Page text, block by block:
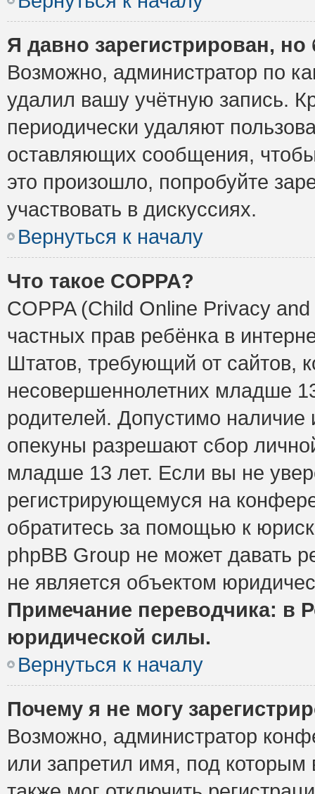
Я давно зарегистрирован,
Возможно, администратор по
удалил вашу учётную запись.
периодически удаляют
оставляющих сообщения,
это произошло, попробуйте
участвовать в дискуссиях.
Вернуться к началу
Что такое COPPA?
COPPA (Child Online Privacy
частных прав ребёнка в
Штатов, требующий от сайтов,
несовершеннолетних младше
родителей. Допустимо наличие
опекуны разрешают сбор
младше 13 лет. Если вы не
регистрирующемуся на
обратитесь за помощью к
phpBB Group не может давать
не является объектом
Примечание переводчика: в
юридической силы.
Вернуться к началу
Почему я не могу
Возможно, администратор
или запретил имя, под которым